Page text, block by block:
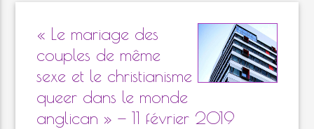
« Le mariage des
couples de même
sexe et le christianisme
queer dans le monde
anglican » — 11 février 2019